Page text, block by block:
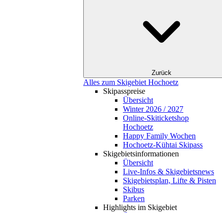
Zurück
Alles zum Skigebiet Hochoetz
Skipasspreise
Übersicht
Winter 2026 / 2027
Online-Skiticketshop
Hochoetz
Happy Family Wochen
Hochoetz-Kühtai Skipass
Skigebietsinformationen
Übersicht
Live-Infos & Skigebietsnews
Skigebietsplan, Lifte & Pisten
Skibus
Parken
Highlights im Skigebiet